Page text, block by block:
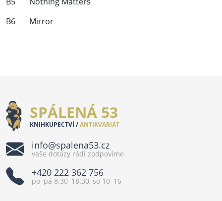
B6 Mirror
SPÁLENÁ 53
KNIHKUPECTVÍ /ANTIKVARIÁT
info@spalena53.cz
vaše dotazy rádi zodpovíme
+420 222 362 756
po–pá 8:30–18:30, so 10–16